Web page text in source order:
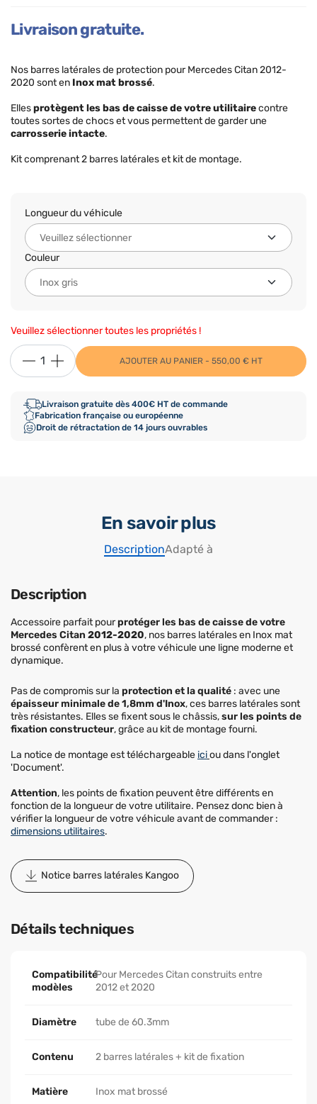
Livraison gratuite.
Nos barres latérales de protection pour Mercedes Citan 2012-
2020 sont en Inox mat brossé.
Ellesprotègent les bas de caisse de votre utilitairecontre
toutes sortes de chocs et vous permettent de garder une
carrosserie intacte.
Kit comprenant 2 barres latérales et kit de montage.
Longueur du véhicule
Couleur
Veuillez sélectionner toutes les propriétés !
AJOUTER AU PANIER - 550,00 € HT
Livraison gratuite dès 400€ HT de commande
Fabrication française ou européenne
Droit de rétractation de 14 jours ouvrables
En savoir plus
DescriptionAdapté à
Description
Accessoire parfait pourprotéger les bas de caisse de votre
Mercedes Citan 2012-2020, nos barres latérales en Inox mat
brossé confèrent en plus à votre véhicule une ligne moderne et
dynamique.
Pas de compromis sur la protection et la qualité : avec une
épaisseur minimale de 1,8mm d'Inox, ces barres latérales sont
très résistantes. Elles se fixent sous le châssis,sur les points de
fixation constructeur, grâce au kit de montage fourni.
La notice de montage est téléchargeable iciou dans l'onglet
'Document'.
Attention, les points de fixation peuvent être différents en
fonction de la longueur de votre utilitaire. Pensez donc bien à
vérifier la longueur de votre véhicule avant de commander :
dimensions utilitaires.
Notice barres latérales Kangoo
Détails techniques
Compatibilité
modèles
Pour Mercedes Citan construits entre
2012 et 2020
Diamètre tube de 60.3mm
Contenu 2 barres latérales + kit de fixation
Matière Inox mat brossé